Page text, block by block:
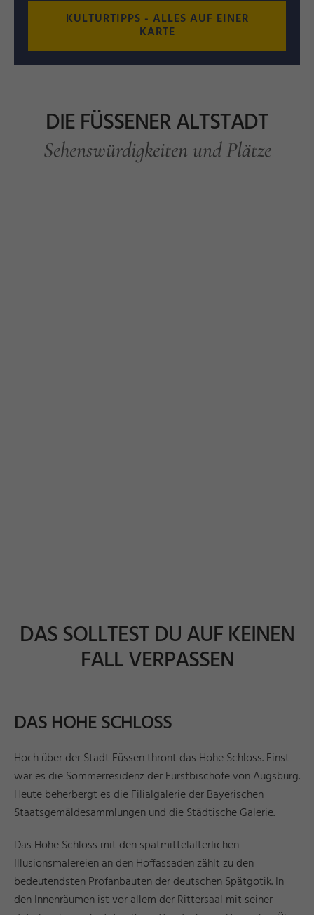
KULTURTIPPS - ALLES AUF EINER
KARTE
DIE FÜSSENER ALTSTADT
Sehenswürdigkeiten und Plätze
DAS SOLLTEST DU AUF KEINEN
FALL VERPASSEN
DAS HOHE SCHLOSS
Hoch über der Stadt Füssen thront das Hohe Schloss. Einst
war es die Sommerresidenz der Fürstbischöfe von Augsburg.
Heute beherbergt es die Filialgalerie der Bayerischen
Staatsgemäldesammlungen und die Städtische Galerie.
Das Hohe Schloss mit den spätmittelalterlichen
Illusionsmalereien an den Hoffassaden zählt zu den
bedeutendsten Profanbauten der deutschen Spätgotik. In
den Innenräumen ist vor allem der Rittersaal mit seiner